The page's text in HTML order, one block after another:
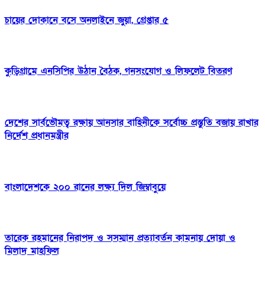
চায়ের দোকানে বসে অনলাইনে জুয়া, গ্রেপ্তার ৫
কুড়িগ্রামে এনসিপির উঠান বৈঠক, গনসংযোগ ও লিফলেট বিতরণ
দেশের সার্বভৌমত্ব রক্ষায় আনসার বাহিনীকে সর্বোচ্চ প্রস্তুতি বজায় রাখার
নির্দেশ প্রধানমন্ত্রীর
বাংলাদেশকে ২০০ রানের লক্ষ্য দিল জিম্বাবুয়ে
তারেক রহমানের নিরাপদ ও সসম্মান প্রত্যাবর্তন কামনায় দোয়া ও
মিলাদ মাহফিল